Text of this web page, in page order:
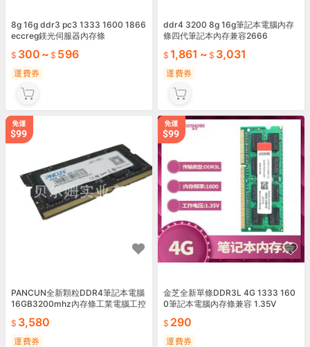
8g 16g ddr3 pc3 1333 1600 1866
eccreg鎂光伺服器內存條
300 ~ 596
運費券
ddr4 3200 8g 16g筆記本電腦內存
條四代筆記本內存兼容2666
1,861 ~ 3,031
運費券
PANCUN全新顆粒DDR4筆記本電腦
16GB3200mhz內存條工業電腦工控
3,580
運費券
金芝全新單條DDR3L 4G 1333 160
0筆記本電腦內存條兼容 1.35V
290
運費券